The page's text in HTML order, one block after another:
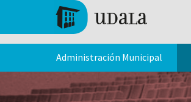
Pasar al contenido principal
Administración Municipal